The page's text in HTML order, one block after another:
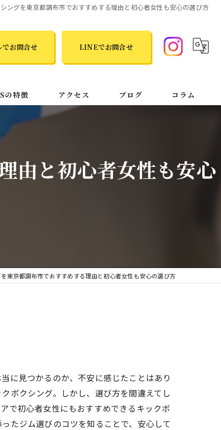
ングを東京都調布市でおすすめする理由と初心者女性も安心の選び方
でお問合せ LINEでお問合せ
の特徴 アクセス ブログ コラム
由と初心者女性も安心
東京都調布市でおすすめする理由と初心者女性も安心の選び方
に見つかるのか、不安に感じたことはあり
ボクシング。しかし、選び方を間違えてし
で初心者女性にもおすすめできるキックボ
たジム選びのコツを知ることで、安心して